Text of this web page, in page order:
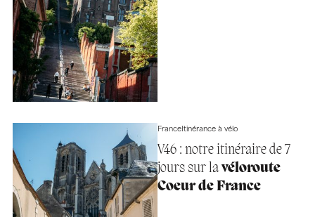
FranceItinérance à vélo
V46 : notre itinéraire de 7
jours sur lavéloroute
Coeur de France